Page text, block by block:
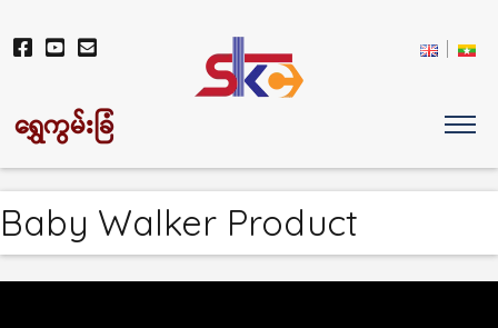
ရွှေကွမ်းခြံ
Baby Walker Product